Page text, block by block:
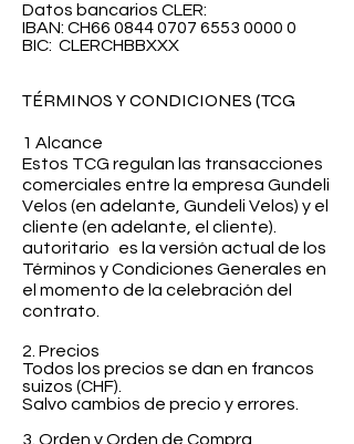
Datos bancarios CLER:
IBAN: CH66 0844 0707 6553 0000 0
BIC: CLERCHBBXXX
TÉRMINOS Y CONDICIONES (TCG
1 Alcance
Estos TCG regulan las transacciones
comerciales entre la empresa Gundeli
Velos (en adelante, Gundeli Velos) y el
cliente (en adelante, el cliente).
autoritario
es la versión actual de los
Términos y Condiciones Generales en
el momento de la celebración del
contrato.
2. Precios
Todos los precios se dan en francos
suizos (CHF).
Salvo cambios de precio y errores.
3. Orden y Orden de Compra